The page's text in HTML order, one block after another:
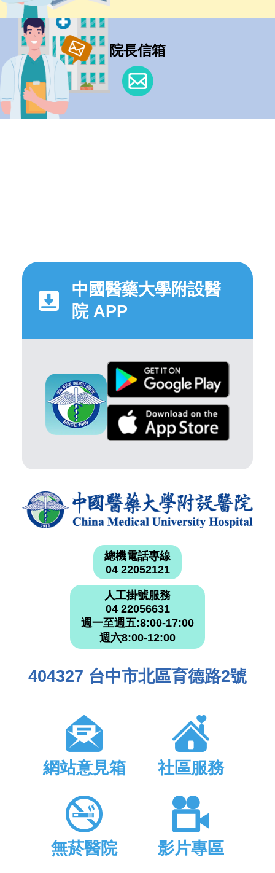
院長信箱
中國醫藥大學附設醫
院 APP
總機電話專線
04 22052121
人工掛號服務
04 22056631
週一至週五:8:00-17:00
週六8:00-12:00
404327 台中市北區育德路2號
網站意見箱 社區服務
無菸醫院 影片專區